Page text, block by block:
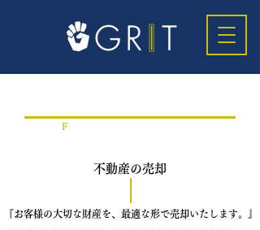
F
不動産の売却
『お客様の大切な財産を、 最適な形で売却いたします。』